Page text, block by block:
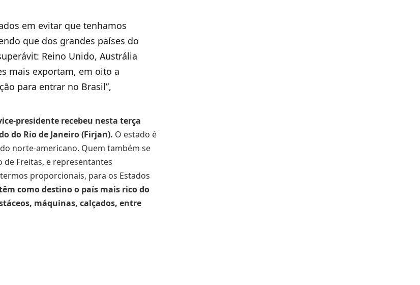
em evitar que tenhamos
que dos grandes países do
Reino Unido, Austrália
mais exportam, em oito a
para entrar no Brasil”,
presidente recebeu nesta terça
do Rio de Janeiro (Firjan). O estado é
norte-americano. Quem também se
Freitas, e representantes
proporcionais, para os Estados
como destino o país mais rico do
máquinas, calçados, entre